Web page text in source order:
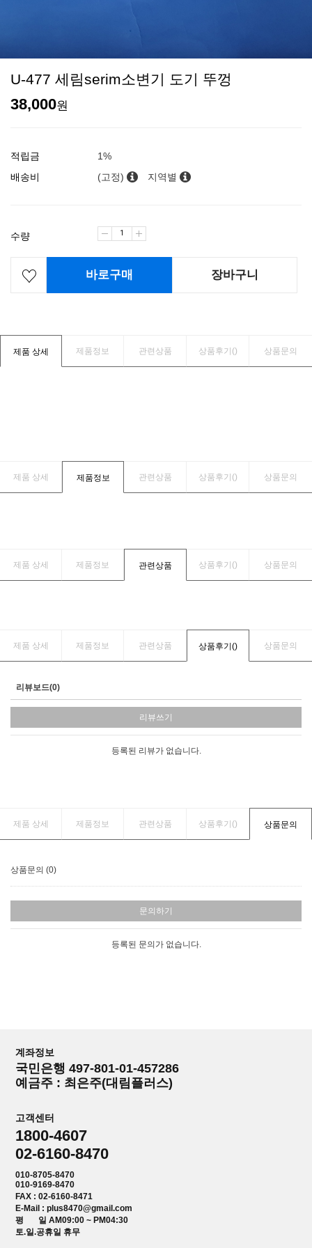
U-477 세림serim소변기 도기 뚜껑
38,000원
적립금
1%
배송비
(고정) 지역별
수량
바로구매 장바구니
제품 상세 제품정보 관련상품 상품후기() 상품문의
제품 상세 제품정보 관련상품 상품후기() 상품문의
제품 상세 제품정보 관련상품 상품후기() 상품문의
제품 상세 제품정보 관련상품 상품후기() 상품문의
리뷰보드(0)
리뷰쓰기
등록된 리뷰가 없습니다.
제품 상세 제품정보 관련상품 상품후기() 상품문의
상품문의 (0)
문의하기
등록된 문의가 없습니다.
계좌정보
국민은행 497-801-01-457286
예금주 : 최은주(대림플러스)
고객센터
1800-4607
02-6160-8470
010-8705-8470
010-9169-8470
FAX : 02-6160-8471
E-Mail : plus8470@gmail.com
평 일 AM09:00 ~ PM04:30
토.일.공휴일 휴무